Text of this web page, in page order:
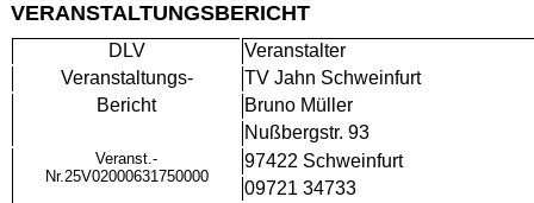
VERANSTALTUNGSBERICHT
DLV
Veranstalter
Veranstaltungs-
TV Jahn Schweinfurt
Bericht
Bruno Müller
Nußbergstr. 93
Veranst.-
Nr.25V02000631750000
97422 Schweinfurt
09721 34733